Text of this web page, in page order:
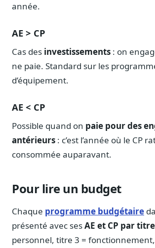
année.
AE > CP
Cas des investissements : on
ne paie. Standard sur les
d’équipement.
AE < CP
Possible quand on paie pour des
antérieurs : c’est l’année où le CP
consommée auparavant.
Pour lire un budget
Chaque programme budgétaire
présenté avec sesAE et CP par titre
personnel, titre 3 =